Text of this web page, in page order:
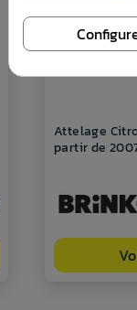
Attelage
partir de